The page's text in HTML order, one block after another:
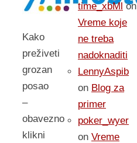
Kako
preživeti
grozan
posao
–
obavezno
klikni
time_xbMlon
Vreme koje
ne treba
nadoknaditi
LennyAspib
on Blog za
primer
poker_wyer
on Vreme